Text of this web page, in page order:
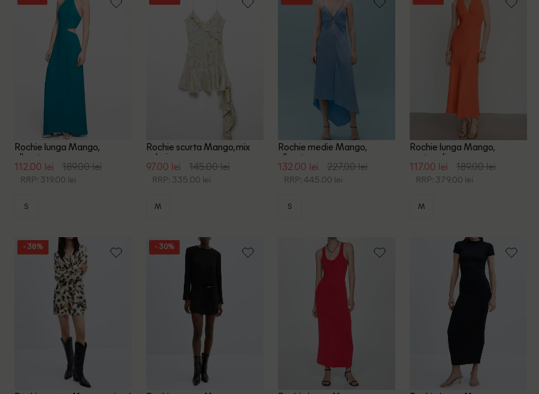
Rochie lunga Mango,
albastru
112.00 lei 189.00 lei
RRP: 319.00 lei
S
Rochie scurta Mango, mix
culori
97.00 lei 145.00 lei
RRP: 335.00 lei
M
Rochie medie Mango,
albastru
132.00 lei 227.00 lei
RRP: 445.00 lei
S
Rochie lunga Mango,
portocaliu
117.00 lei 189.00 lei
RRP: 379.00 lei
M
- 38% - 30%